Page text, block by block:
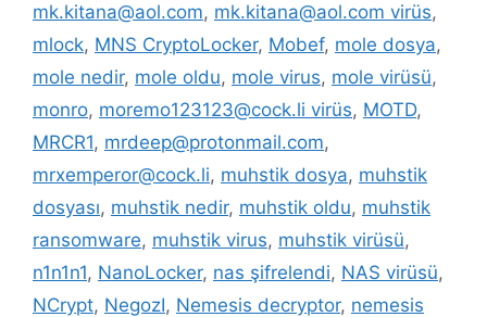
mk.kitana@aol.com, mk.kitana@aol.com virüs,
mlock, MNS CryptoLocker, Mobef, mole dosya,
mole nedir, mole oldu, mole virus, mole virüsü,
monro, moremo123123@cock.li virüs, MOTD,
MRCR1, mrdeep@protonmail.com,
mrxemperor@cock.li, muhstik dosya, muhstik
dosyası, muhstik nedir, muhstik oldu, muhstik
ransomware, muhstik virus, muhstik virüsü,
n1n1n1, NanoLocker, nas şifrelendi, NAS virüsü,
NCrypt, NegozI, Nemesis decryptor, nemesis